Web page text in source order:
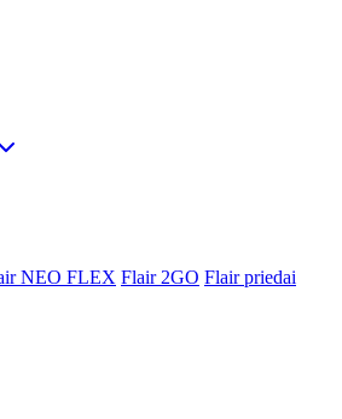
NEO FLEX Flair 2GO Flair priedai